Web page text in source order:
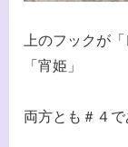
上のフックが
「宵姫」
両方とも＃４で